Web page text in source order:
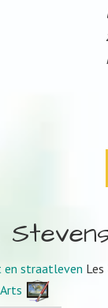
en straatleven Les